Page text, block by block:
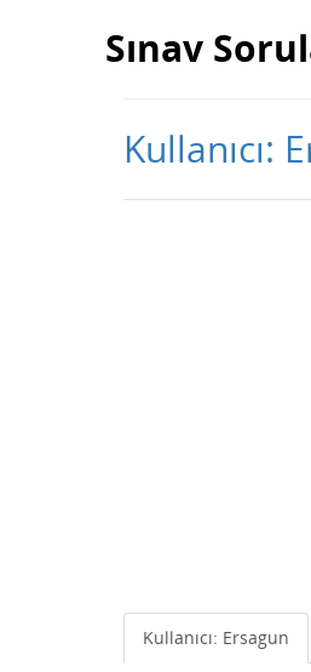
Sınav
Kullanıcı:
Kullanıcı: Ersagun